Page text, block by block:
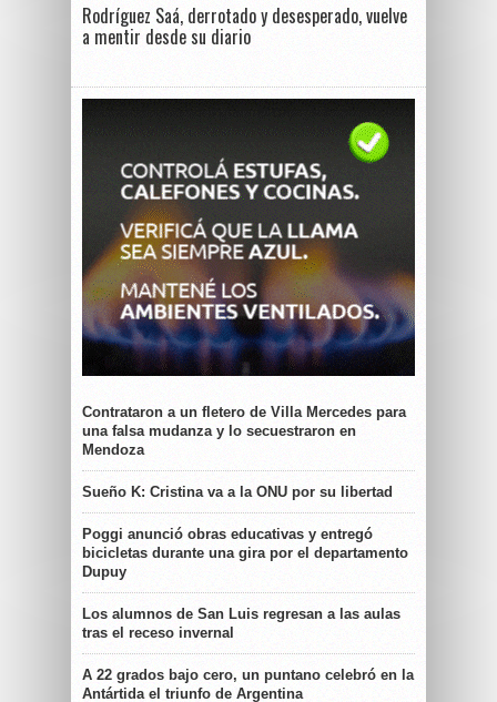
Rodríguez Saá, derrotado y desesperado, vuelve
a mentir desde su diario
Contrataron a un fletero de Villa Mercedes para
una falsa mudanza y lo secuestraron en
Mendoza
Sueño K: Cristina va a la ONU por su libertad
Poggi anunció obras educativas y entregó
bicicletas durante una gira por el departamento
Dupuy
Los alumnos de San Luis regresan a las aulas
tras el receso invernal
A 22 grados bajo cero, un puntano celebró en la
Antártida el triunfo de Argentina